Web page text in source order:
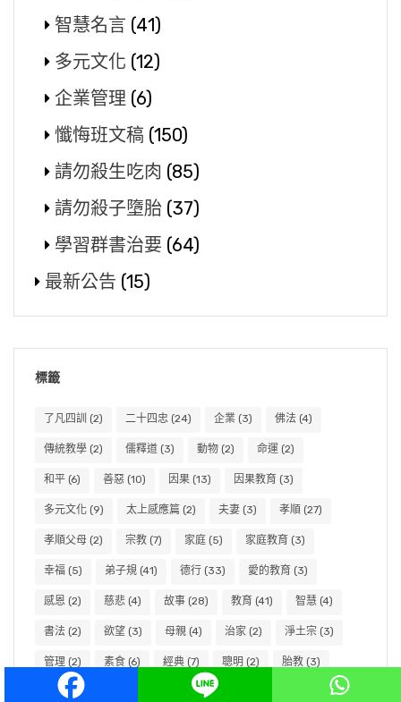
智慧名言 (41)
多元文化 (12)
企業管理 (6)
懺悔班文稿 (150)
請勿殺生吃肉 (85)
請勿殺子墮胎 (37)
學習群書治要 (64)
最新公告 (15)
標籤
了凡四訓 (2) 二十四忠 (24) 企業 (3) 佛法 (4)
傳統教學 (2) 儒釋道 (3) 動物 (2) 命運 (2)
和平 (6) 善惡 (10) 因果 (13) 因果教育 (3)
多元文化 (9) 太上感應篇 (2) 夫妻 (3) 孝順 (27)
孝順父母 (2) 宗教 (7) 家庭 (5) 家庭教育 (3)
幸福 (5) 弟子規 (41) 德行 (33) 愛的教育 (3)
感恩 (2) 慈悲 (4) 故事 (28) 教育 (41) 智慧 (4)
書法 (2) 欲望 (3) 母親 (4) 治家 (2) 淨土宗 (3)
管理 (2) 素食 (6) 經典 (7) 聰明 (2) 胎教 (3)
親子(5) (2)